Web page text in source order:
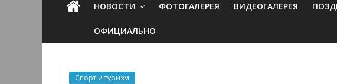
НОВОСТИ ФОТОГАЛЕРЕЯ ВИДЕОГАЛЕРЕЯ
ОФИЦИАЛЬНО
Спорт и туризм